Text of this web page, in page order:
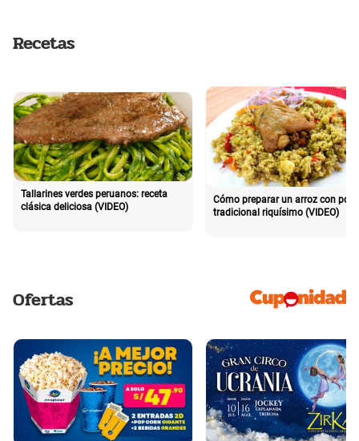
Recetas
Tallarines verdes peruanos: receta
clásica deliciosa (VIDEO)
Cómo preparar un arroz con pollo
tradicional riquísimo (VIDEO)
Ofertas